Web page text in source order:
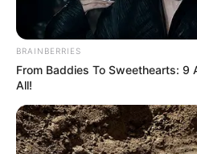
BRAINBERRIES
From Baddies To Sweethearts: 9
All!